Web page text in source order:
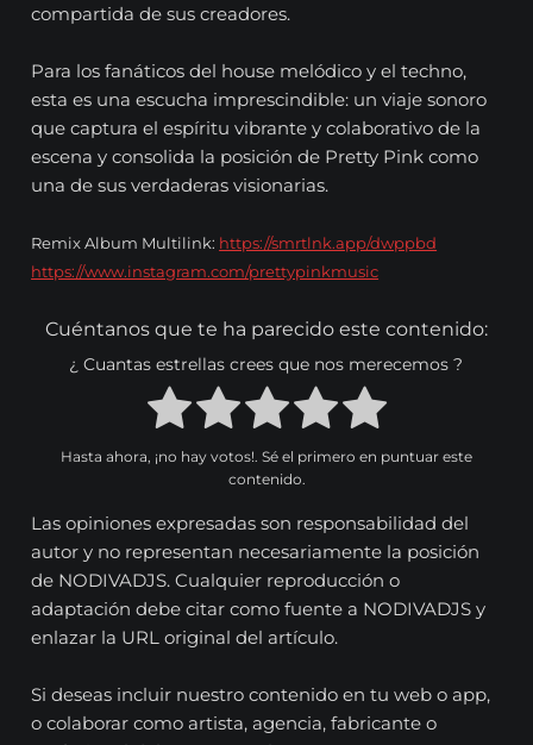
compartida de sus creadores.
Para los fanáticos del house melódico y el techno,
esta es una escucha imprescindible: un viaje sonoro
que captura el espíritu vibrante y colaborativo de la
escena y consolida la posición de Pretty Pink como
una de sus verdaderas visionarias.
Remix Album Multilink: https://smrtlnk.app/dwppbd
https://www.instagram.com/prettypinkmusic
Cuéntanos que te ha parecido este contenido:
¿ Cuantas estrellas crees que nos merecemos ?
Hasta ahora, ¡no hay votos!. Sé el primero en puntuar este
contenido.
Las opiniones expresadas son responsabilidad del
autor y no representan necesariamente la posición
de NODIVADJS. Cualquier reproducción o
adaptación debe citar como fuente a NODIVADJS y
enlazar la URL original del artículo.
Si deseas incluir nuestro contenido en tu web o app,
o colaborar como artista, agencia, fabricante o